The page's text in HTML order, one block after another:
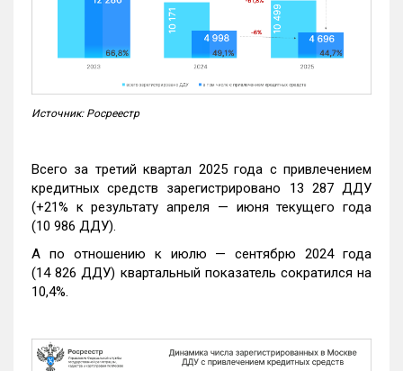
Источник: Росреестр
Всего за третий квартал 2025 года с привлечением
кредитных средств зарегистрировано 13 287 ДДУ
(+21% к результату апреля — июня текущего года
(10 986 ДДУ).
А по отношению к июлю — сентябрю 2024 года
(14 826 ДДУ) квартальный показатель сократился на
10,4%.